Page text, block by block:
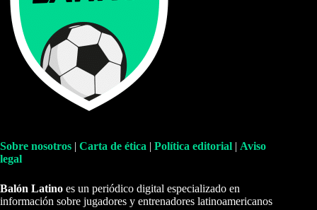
Sobre nosotros | Carta de ética | Política editorial | Aviso
legal
Balón Latino es un periódico digital especializado en
información sobre jugadores y entrenadores latinoamericanos